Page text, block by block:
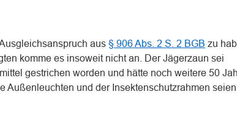
aus § 906 Abs. 2 S. 2 BGB zu
komme es insoweit nicht an. Der Jägerzaun sei
gestrichen worden und hätte noch weitere 50
Außenleuchten und der Insektenschutzrahmen